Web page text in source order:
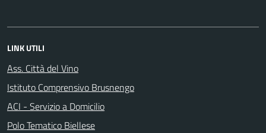
LINK UTILI
Ass. Città del Vino
Istituto Comprensivo Brusnengo
ACI - Servizio a Domicilio
Polo Tematico Biellese